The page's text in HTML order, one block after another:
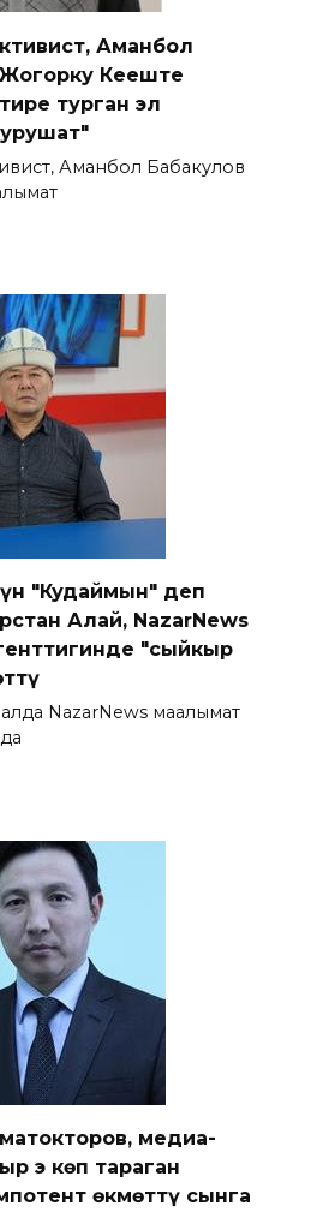
Аманбол
Кеңеште
турган эл
Аманбол Бабакулов
"Кудаймын" деп
Алай, NazarNews
"сыйкыр
NazarNews маалымат
медиа-
эң көп тараган
өкмөттү сынга